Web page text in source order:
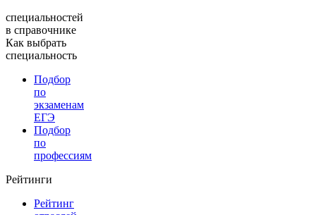
специальностей
в справочнике
Как выбрать
специальность
Подбор
по
экзаменам
ЕГЭ
Подбор
по
профессиям
Рейтинги
Рейтинг